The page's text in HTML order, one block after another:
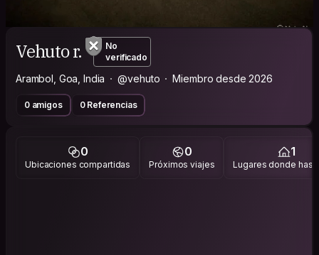
Vehuto r.
No
verificado
Arambol, Goa, India @vehuto Miembro desde 2026
0 amigos 0 Referencias
0
Ubicaciones compartidas
0
Próximos viajes
1
Lugares donde has